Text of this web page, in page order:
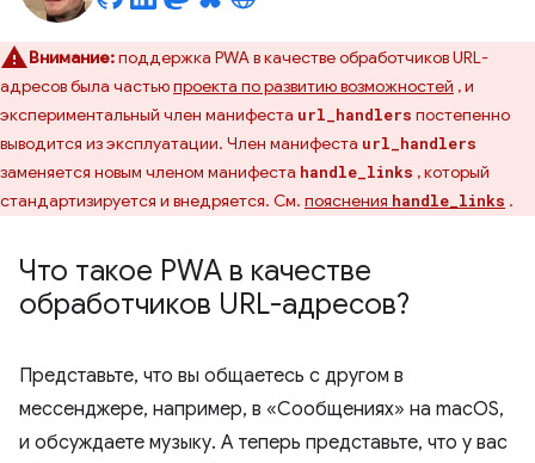
Внимание:поддержка PWA в качестве обработчиков URL-
адресов была частьюпроекта по развитию возможностей , и
экспериментальный член манифеста url_handlers постепенно
выводится из эксплуатации. Член манифеста url_handlers
заменяется новым членом манифеста handle_links , который
стандартизируется и внедряется. См. пояснения handle_links .
Что такое PWA в качестве
обработчиков URL-адресов?
Представьте, что вы общаетесь с другом в
мессенджере, например, в «Сообщениях» на macOS,
и обсуждаете музыку. А теперь представьте, что у вас